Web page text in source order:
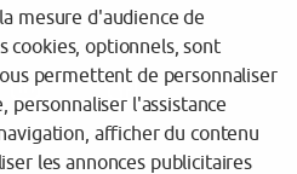
mesure d'audience de
cookies, optionnels, sont
permettent de personnaliser
personnaliser l'assistance
afficher du contenu
les annonces publicitaires